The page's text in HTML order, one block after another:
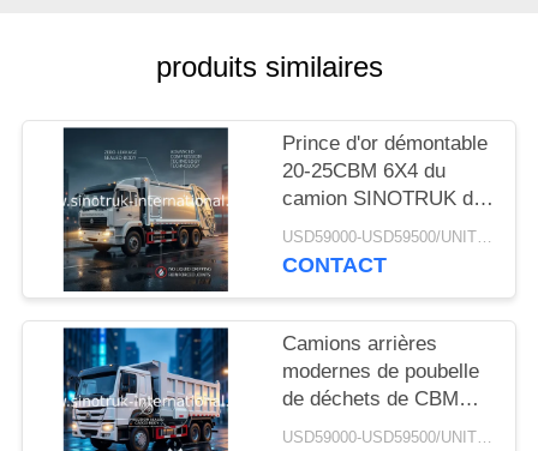
PLAN
SITE
POLITIQUE
CONFIDENTIALITÉ
produits similaires
Prince d'or démontable
20-25CBM 6X4 du
camion SINOTRUK de
récupération de place
de chariot
USD59000-USD59500/UNIT)negotiation MOQ:1 UNITÉ
CONTACT
Camions arrières
modernes de poubelle
de déchets de CBM
6X4 ZZ1257M4341W USD59000-USD59500/UNIT)negotiation MOQ:1 UNITÉ